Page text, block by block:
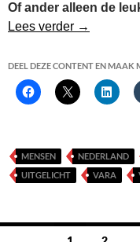
Of ander alleen de
Lees verder Oplossing
→
DEEL DEZE CONTENT EN MAAK
MENSEN NEDERLAND
UITGELICHT
VARA